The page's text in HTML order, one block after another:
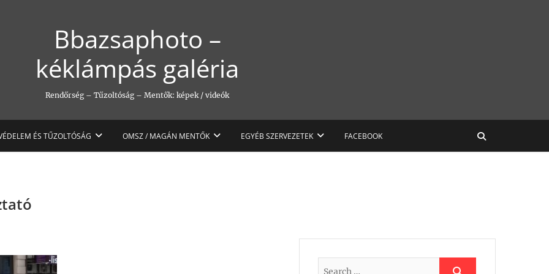
Bbazsaphoto –
kéklámpás galéria
Rendőrség – Tűzoltóság – Mentők: képek / videók
ÉS TŰZOLTÓSÁG OMSZ / MAGÁN MENTŐK EGYÉB SZERVEZETEK FACEBOOK